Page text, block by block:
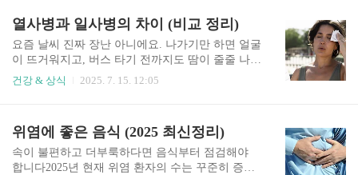
각보다 다양한 편이고, 회복 기간도 내가 어떤 수술
을 선택하느냐에 따라 크..
말은 들어봤어도, 정작 당뇨수치 기준이 어떻게 되
는지 정확히 모르는 경우가 많습니다.공복혈당 수
치가 얼마부터 문제인지, 식후 혈당은 어느 정도가
정상인지, HbA1c(당화혈색소)는 어떤 기준으로 봐
야 하는지 등 혼란스러운 정보가 넘쳐나죠.건강 관
제는 상당수의 사람들이 본인의 혈당 수치가 어느
정도인지도 모르고 살아간다는..
열사병과 일사병의 차이 (비교 정리)
요즘 날씨 진짜 장난 아니에요. 나가기만 하면 얼굴
이 뜨거워지고, 버스 타기 전까지도 땀이 줄줄 나잖
아요. 여름철 야외 활동도 좋지만, 그만큼 건강관리
고 계셨나요? 올해 여름날씨 무더위, 온열질환 예
방수칙 왜 더 중요해졌나?여름을 앞두고 높아진 건
강 경각심기상청의 기온 전망에 따르면, 올해 5월
건강 & 상식 2025. 7. 15. 12:05
위염에 좋은 음식 (2025 최신정리)
속이 불편하고 더부룩하다면 음식부터 점검해야
합니다2025년 현재 위염 환자의 수는 꾸준히 증가